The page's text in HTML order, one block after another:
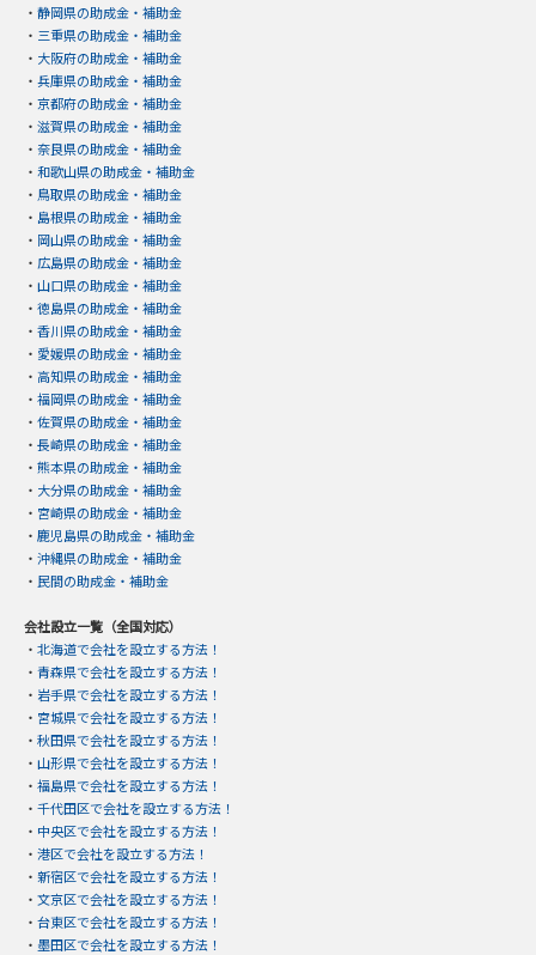
・ 静岡県の助成金・補助金
・ 三重県の助成金・補助金
・ 大阪府の助成金・補助金
・ 兵庫県の助成金・補助金
・ 京都府の助成金・補助金
・ 滋賀県の助成金・補助金
・ 奈良県の助成金・補助金
・ 和歌山県の助成金・補助金
・ 鳥取県の助成金・補助金
・ 島根県の助成金・補助金
・ 岡山県の助成金・補助金
・ 広島県の助成金・補助金
・ 山口県の助成金・補助金
・ 徳島県の助成金・補助金
・ 香川県の助成金・補助金
・ 愛媛県の助成金・補助金
・ 高知県の助成金・補助金
・ 福岡県の助成金・補助金
・ 佐賀県の助成金・補助金
・ 長崎県の助成金・補助金
・ 熊本県の助成金・補助金
・ 大分県の助成金・補助金
・ 宮崎県の助成金・補助金
・ 鹿児島県の助成金・補助金
・ 沖縄県の助成金・補助金
・ 民間の助成金・補助金
会社設立一覧（全国対応）
・ 北海道で会社を設立する方法！
・ 青森県で会社を設立する方法！
・ 岩手県で会社を設立する方法！
・ 宮城県で会社を設立する方法！
・ 秋田県で会社を設立する方法！
・ 山形県で会社を設立する方法！
・ 福島県で会社を設立する方法！
・ 千代田区で会社を設立する方法！
・ 中央区で会社を設立する方法！
・ 港区で会社を設立する方法！
・ 新宿区で会社を設立する方法！
・ 文京区で会社を設立する方法！
・ 台東区で会社を設立する方法！
・ 墨田区で会社を設立する方法！